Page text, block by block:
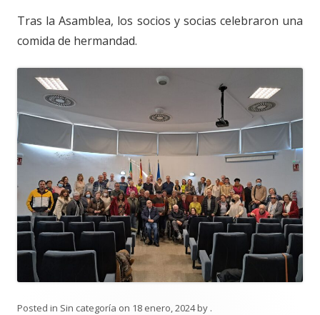
Tras la Asamblea, los socios y socias celebraron una
comida de hermandad.
Posted in Sin categoría on 18 enero, 2024by .